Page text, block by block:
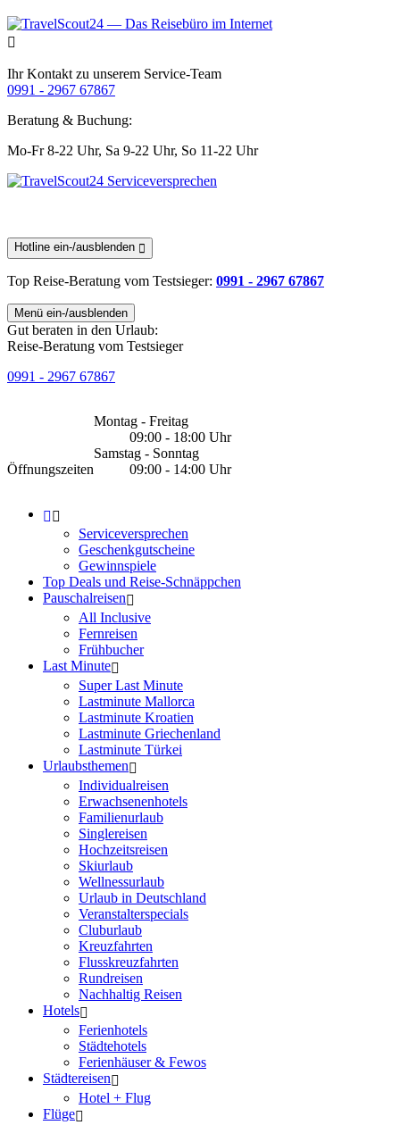
Ihr Kontakt zu unserem Service-Team
0991 - 2967 67867
Beratung & Buchung:
Mo-Fr 8-22 Uhr, Sa 9-22 Uhr, So 11-22 Uhr
Hotline ein-/ausblenden
Top Reise-Beratung vom Testsieger: 0991 - 2967 67867
Menü ein-/ausblenden
Gut beraten in den Urlaub:
Reise-Beratung vom Testsieger
0991 - 2967 67867
Öffnungszeiten
Montag - Freitag
09:00 - 18:00 Uhr
Samstag - Sonntag
09:00 - 14:00 Uhr
Serviceversprechen
Geschenkgutscheine
Gewinnspiele
Top Deals und Reise-Schnäppchen
Pauschalreisen
All Inclusive
Fernreisen
Frühbucher
Last Minute
Super Last Minute
Lastminute Mallorca
Lastminute Kroatien
Lastminute Griechenland
Lastminute Türkei
Urlaubsthemen
Individualreisen
Erwachsenenhotels
Familienurlaub
Singlereisen
Hochzeitsreisen
Skiurlaub
Wellnessurlaub
Urlaub in Deutschland
Veranstalterspecials
Cluburlaub
Kreuzfahrten
Flusskreuzfahrten
Rundreisen
Nachhaltig Reisen
Hotels
Ferienhotels
Städtehotels
Ferienhäuser & Fewos
Städtereisen
Hotel + Flug
Flüge